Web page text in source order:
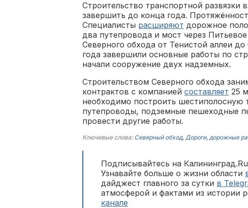
Строительство транспортной
завершить до конца года.
Специалисты расширяют дорожное
два путепровода и мост через
Северного обхода от Тенистой аллеи
года завершили основные работы по
начали сооружение двух надземных.
Строительством Северного обхода
контрактов с компанией составляет 25
необходимо построить шестиполосную
путепроводы, подземные пешеходные
провести другие работы.
Ключевые слова: Северный обход, Дороги, дорожные
Подписывайтесь на
Узнавайте больше о жизни области
дайджест главного за сутки в
атмосферой и фактами из истории
канале